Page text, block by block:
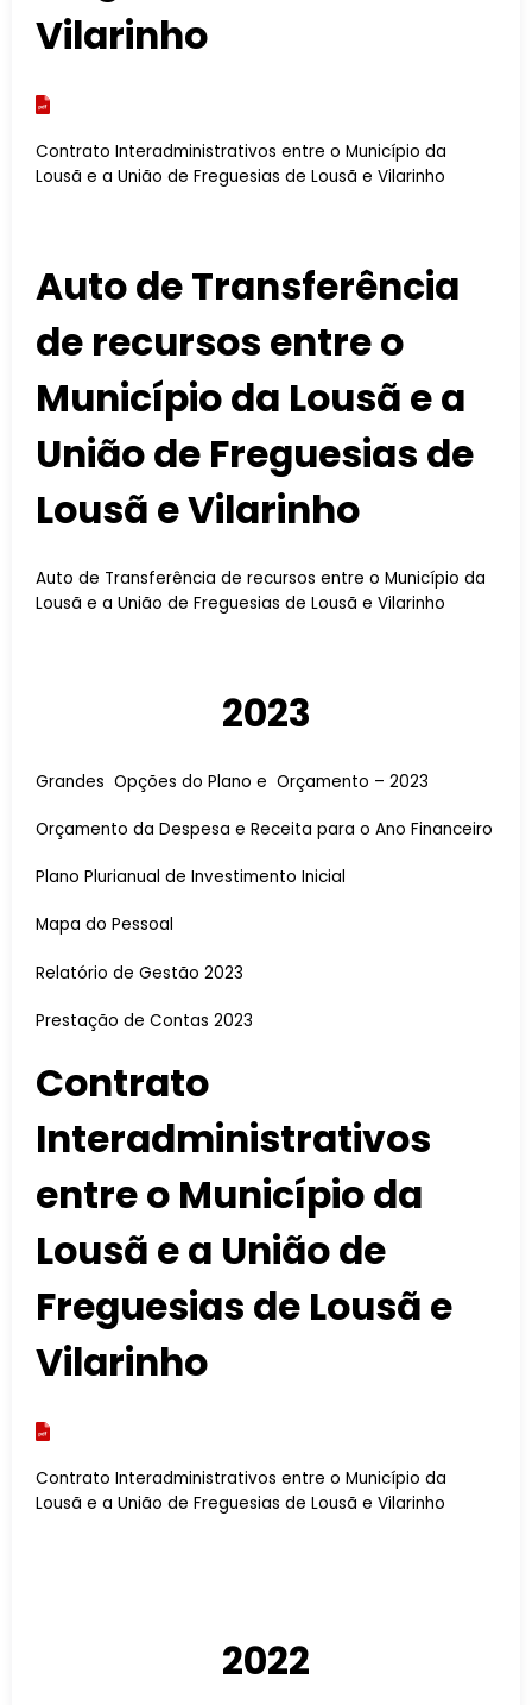
Vilarinho
Contrato Interadministrativos entre o Município da
Lousã e a União de Freguesias de Lousã e Vilarinho
Auto de Transferência
de recursos entre o
Município da Lousã e a
União de Freguesias de
Lousã e Vilarinho
Auto de Transferência de recursos entre o Município da
Lousã e a União de Freguesias de Lousã e Vilarinho
2023
Grandes Opções do Plano e Orçamento – 2023
Orçamento da Despesa e Receita para o Ano Financeiro
Plano Plurianual de Investimento Inicial
Mapa do Pessoal
Relatório de Gestão 2023
Prestação de Contas 2023
Contrato
Interadministrativos
entre o Município da
Lousã e a União de
Freguesias de Lousã e
Vilarinho
Contrato Interadministrativos entre o Município da
Lousã e a União de Freguesias de Lousã e Vilarinho
2022